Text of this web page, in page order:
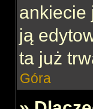
ankiecie
ją
ta już
Góra